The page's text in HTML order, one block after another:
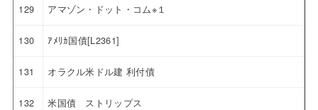
129 アマゾン・ドット・コム※１
130 ｱﾒﾘｶ国債[L2361]
131 オラクル米ドル建 利付債
132 米国債 ストリップス